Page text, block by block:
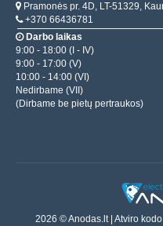
Pramonės pr. 4D, LT-51329,
+370 66436781
Darbo laikas
9:00 - 18:00 (I - IV)
9:00 - 17:00 (V)
10:00 - 14:00 (VI)
Nedirbame (VII)
(Dirbame be pietų pertraukos)
2026 © Anodas.lt | Atviro